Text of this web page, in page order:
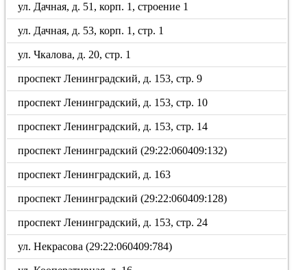
ул. Дачная, д. 51, корп. 1, строение 1
ул. Дачная, д. 53, корп. 1, стр. 1
ул. Чкалова, д. 20, стр. 1
проспект Ленинградский, д. 153, стр. 9
проспект Ленинградский, д. 153, стр. 10
проспект Ленинградский, д. 153, стр. 14
проспект Ленинградский (29:22:060409:132)
проспект Ленинградский, д. 163
проспект Ленинградский (29:22:060409:128)
проспект Ленинградский, д. 153, стр. 24
ул. Некрасова (29:22:060409:784)